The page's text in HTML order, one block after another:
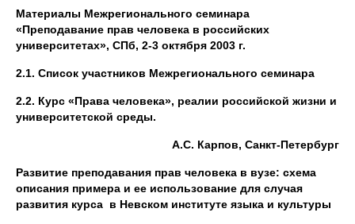
Материалы Межрегионального семинара
«Преподавание прав человека в российских
университетах», СПб, 2-3 октября 2003 г.
2.1. Список участников Межрегионального семинара
2.2. Курс «Права человека», реалии российской жизни и
университетской среды.
А.С. Карпов, Санкт-Петербург
Развитие преподавания прав человека в вузе: схема
описания примера и ее использование для случая
развития курса в Невском институте языка и культуры